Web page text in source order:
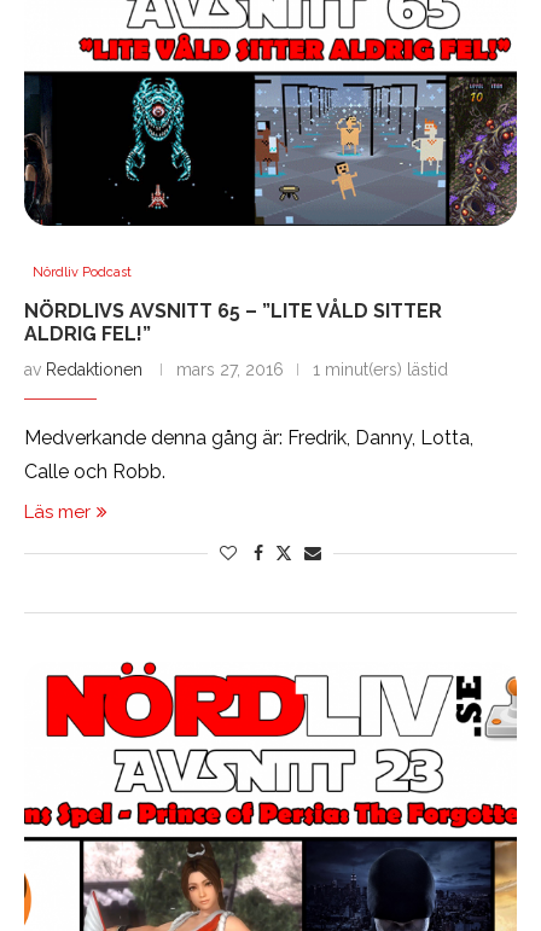
Nördliv Podcast
NÖRDLIVS AVSNITT 65 – ”LITE VÅLD SITTER
ALDRIG FEL!”
av Redaktionen mars 27, 2016 1 minut(ers) lästid
Medverkande denna gång är: Fredrik, Danny, Lotta,
Calle och Robb.
Läs mer